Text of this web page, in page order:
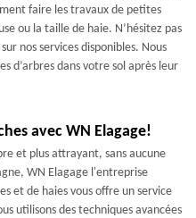
faire les travaux de petites
ou la taille de haie. N’hésitez pas
nos services disponibles. Nous
d’arbres dans votre sol après leur
avec WN Elagage!
et plus attrayant, sans aucune
WN Elagage l'entreprise
et de haies vous offre un service
utilisons des techniques avancées